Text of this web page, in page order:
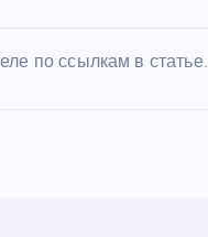
по ссылкам в статье.